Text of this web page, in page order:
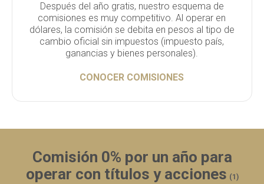
Después del año gratis, nuestro esquema de
comisiones es muy competitivo. Al operar en
dólares, la comisión se debita en pesos al tipo de
cambio oficial sin impuestos (impuesto país,
ganancias y bienes personales).
CONOCER COMISIONES
Comisión 0% por un año para
operar con títulos y acciones (1)